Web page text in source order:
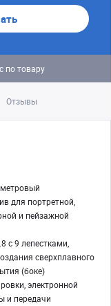
по товару
Отзывы
для портретной,
и пейзажной
с 9 лепестками,
сверхплавного
(боке)
электронной
и передачи